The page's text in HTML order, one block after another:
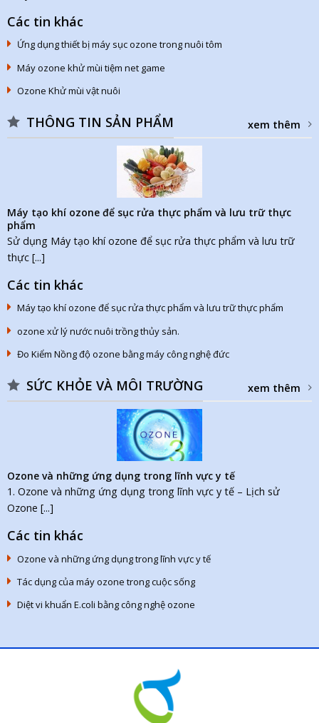
Các tin khác
Ứng dụng thiết bị máy sục ozone trong nuôi tôm
Máy ozone khử mùi tiệm net game
Ozone Khử mùi vật nuôi
THÔNG TIN SẢN PHẨM xem thêm
Máy tạo khí ozone để sục rửa thực phẩm và lưu trữ thực
phẩm
Sử dụng Máy tạo khí ozone để sục rửa thực phẩm và lưu trữ
thực [...]
Các tin khác
Máy tạo khí ozone để sục rửa thực phẩm và lưu trữ thực phẩm
ozone xử lý nước nuôi trồng thủy sản.
Đo Kiểm Nồng độ ozone bằng máy công nghệ đức
SỨC KHỎE VÀ MÔI TRƯỜNG xem thêm
Ozone và những ứng dụng trong lĩnh vực y tế
1. Ozone và những ứng dụng trong lĩnh vực y tế – Lịch sử
Ozone [...]
Các tin khác
Ozone và những ứng dụng trong lĩnh vực y tế
Tác dụng của máy ozone trong cuộc sống
Diệt vi khuẩn E.coli bằng công nghệ ozone